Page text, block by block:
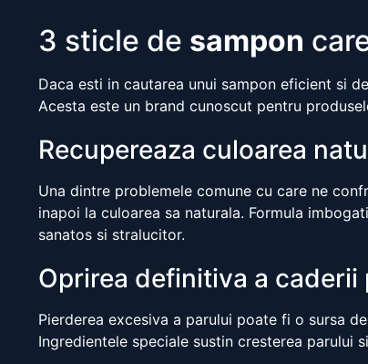
3 sticle de sampon
Daca esti in cautarea unui sampon eficient si
Acesta este un brand cunoscut pentru
Recupereaza culoarea
Una dintre problemele comune cu care ne
inapoi la culoarea sa naturala. Formula
sanatos si stralucitor.
Oprirea definitiva a caderii
Pierderea excesiva a parului poate fi o sursa
Ingredientele speciale sustin cresterea parului